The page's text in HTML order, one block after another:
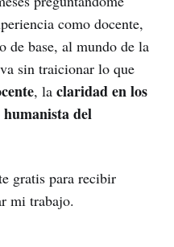
como docente,
de base, al mundo de la
sin traicionar lo que
, la claridad en los
humanista del
gratis para recibir
mi trabajo.